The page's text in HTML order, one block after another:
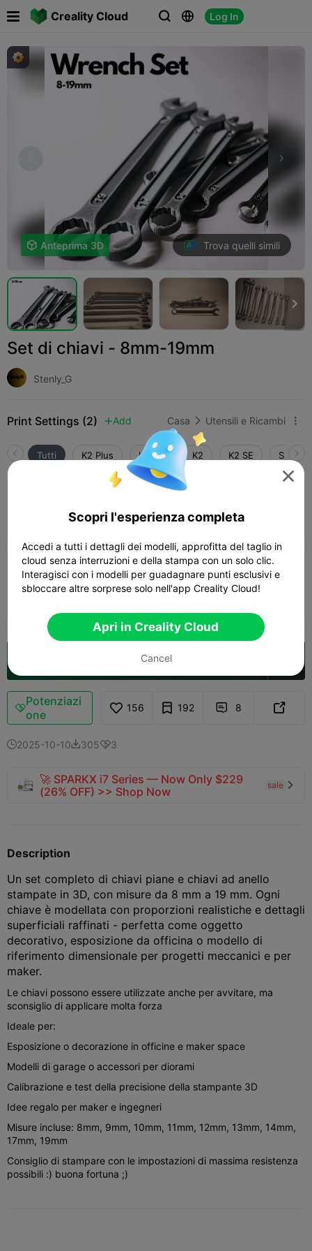
Creality Cloud   Log In

 Anteprima 3D Trova quelli simili

Set di chiavi - 8mm-19mm
Stenly_G
Print Settings (2)  Add Casa  Utensili e Ricambi 
Tutti K2 Plus K2 Pro K2 K2 SE
Autore  01h 53m  2 plates 
0.2mm layer, 2 walls, 15% infill -k2 plus
 01h 29m  1 plates  53.88g
Apri in Creality Cloud
Potenziazi
one
156 192  8 
2025-10-103053
🚀 SPARKX i7 Series — Now Only $229
(26% OFF) >> Shop Now
sale 
Description
Un set completo di chiavi piane e chiavi ad anello
stampate in 3D, con misure da 8 mm a 19 mm. Ogni
chiave è modellata con proporzioni realistiche e dettagli
superficiali raffinati - perfetta come oggetto
decorativo, esposizione da officina o modello di
riferimento dimensionale per progetti meccanici e per
maker.
Le chiavi possono essere utilizzate anche per avvitare, ma
sconsiglio di applicare molta forza
Ideale per:
Esposizione o decorazione in officine e maker space
Modelli di garage o accessori per diorami
Calibrazione e test della precisione della stampante 3D
Idee regalo per maker e ingegneri
Misure incluse: 8mm, 9mm, 10mm, 11mm, 12mm, 13mm, 14mm,
17mm, 19mm
Consiglio di stampare con le impostazioni di massima resistenza
possibili :) buona fortuna ;)

Scopri l'esperienza completa
Accedi a tutti i dettagli dei modelli, approfitta del taglio in
cloud senza interruzioni e della stampa con un solo clic.
Interagisci con i modelli per guadagnare punti esclusivi e
sbloccare altre sorprese solo nell'app Creality Cloud!
Apri in Creality Cloud
Cancel